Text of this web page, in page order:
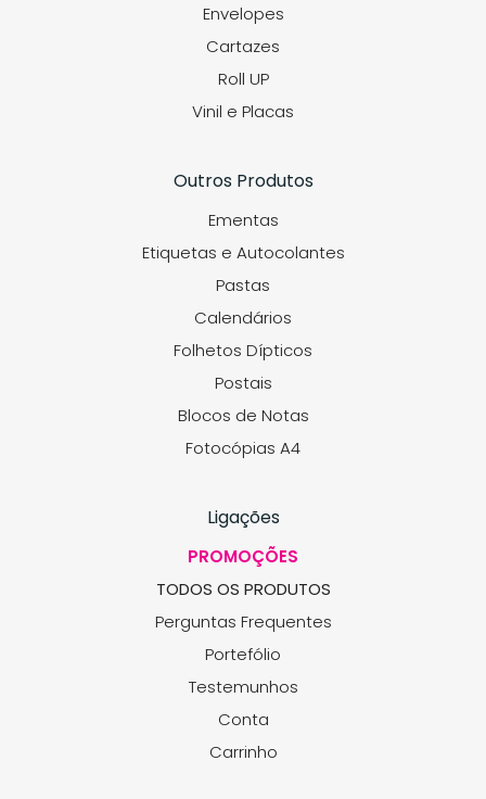
Envelopes
Cartazes
Roll UP
Vinil e Placas
Outros Produtos
Ementas
Etiquetas e Autocolantes
Pastas
Calendários
Folhetos Dípticos
Postais
Blocos de Notas
Fotocópias A4
Ligações
PROMOÇÕES
TODOS OS PRODUTOS
Perguntas Frequentes
Portefólio
Testemunhos
Conta
Carrinho